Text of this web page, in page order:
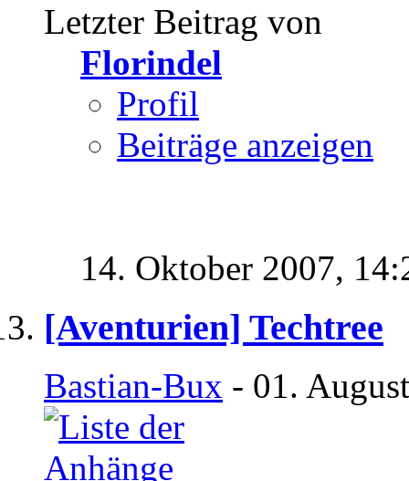
Letzter Beitrag von
Florindel
Profil
Beiträge anzeigen
14. Oktober 2007,
[Aventurien] Techtree
Bastian-Bux - 01.